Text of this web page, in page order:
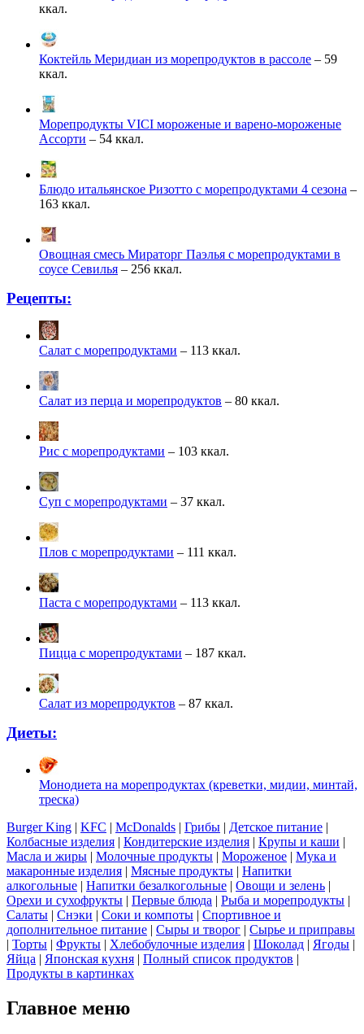
ккал.
Коктейль Меридиан из морепродуктов в рассоле – 59
ккал.
Морепродукты VICI мороженые и варено-мороженые
Ассорти – 54 ккал.
Блюдо итальянское Ризотто с морепродуктами 4 сезона –
163 ккал.
Овощная смесь Мираторг Паэлья с морепродуктами в
соусе Севилья – 256 ккал.
Рецепты:
Салат с морепродуктами – 113 ккал.
Салат из перца и морепродуктов – 80 ккал.
Рис с морепродуктами – 103 ккал.
Суп с морепродуктами – 37 ккал.
Плов с морепродуктами – 111 ккал.
Паста с морепродуктами – 113 ккал.
Пицца с морепродуктами – 187 ккал.
Салат из морепродуктов – 87 ккал.
Диеты:
Монодиета на морепродуктах (креветки, мидии, минтай,
треска)
Burger King | KFC | McDonalds | Грибы | Детское питание |
Колбасные изделия | Кондитерские изделия | Крупы и каши |
Масла и жиры | Молочные продукты | Мороженое | Мука и
макаронные изделия | Мясные продукты | Напитки
алкогольные | Напитки безалкогольные | Овощи и зелень |
Орехи и сухофрукты | Первые блюда | Рыба и морепродукты |
Салаты | Снэки | Соки и компоты | Спортивное и
дополнительное питание | Сыры и творог | Сырье и приправы
| Торты | Фрукты | Хлебобулочные изделия | Шоколад | Ягоды |
Яйца | Японская кухня | Полный список продуктов |
Продукты в картинках
Главное меню